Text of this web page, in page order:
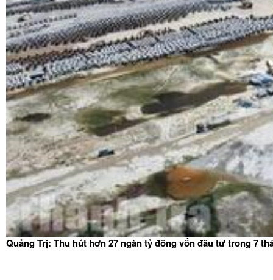
Quảng Trị: Thu hút hơn 27 ngàn tỷ đồng vốn đầu tư trong 7